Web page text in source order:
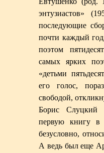
энтузиастов»
последующие
почти каждый
поэтом
самых ярких
«детьми
его голос,
свободой,
Борис Слуцкий
первую книгу в
безусловно,
А ведь был еще